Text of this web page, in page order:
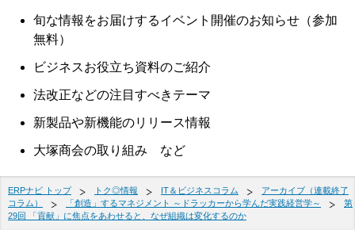
旬な情報をお届けするイベント開催のお知らせ（参加
無料）
ビジネスお役立ち資料のご紹介
法改正などの注目すべきテーマ
新製品や新機能のリリース情報
大塚商会の取り組み など
ERPナビ トップ トク◎情報 IT＆ビジネスコラム
アーカイブ（連載終了
コラム）
「創造」するマネジメント ～ドラッカーから学んだ実践経営学～
第
29回 「貢献」に焦点をあわせると、なぜ組織は変化するのか